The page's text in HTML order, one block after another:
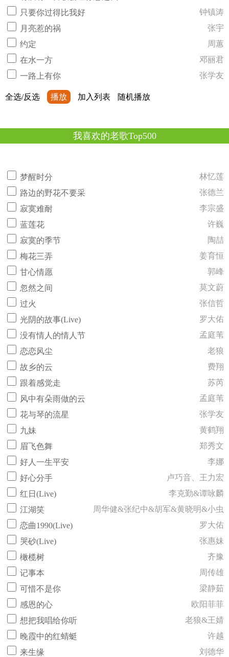
只要你过得比我好
钟镇涛
月亮惹的祸
张宇
约定
周蕙
在水一方
邓丽君
一路上有你
张学友
全选/反选 播放 加入列表 随机播放
我喜欢的老歌Top500
梦醒时分
林忆莲
路边的野花不要采
张德兰
寂寞难耐
李宗盛
蓝莲花
许巍
寂寞的季节
陶喆
梅花三弄
姜育恒
甘心情愿
郭峰
忽然之间
莫文蔚
过火
张信哲
光阴的故事(Live)
罗大佑
没有情人的情人节
孟庭苇
恋恋风尘
老狼
故乡的云
费翔
跟着感觉走
苏芮
风中有朵雨做的云
孟庭苇
花与琴的流星
张学友
九妹
黄鹤翔
眉飞色舞
郑秀文
好人一生平安
李娜
好心分手
卢巧音、王力宏
红日(Live)
李克勤&谭咏麟
江湖笑
周华健&张纪中&胡军&黄晓明&小虫
恋曲1990(Live)
罗大佑
哭砂(Live)
张惠妹
橄榄树
齐豫
记事本
周传雄
可惜不是你
梁静茹
感恩的心
欧阳菲菲
想把我唱给你听
老狼&王婧
晚霞中的红蜻蜓
许越
来生缘
刘德华